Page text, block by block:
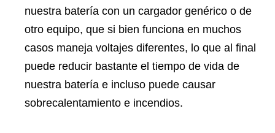
nuestra batería con un cargador genérico o de
otro equipo, que si bien funciona en muchos
casos maneja voltajes diferentes, lo que al final
puede reducir bastante el tiempo de vida de
nuestra batería e incluso puede causar
sobrecalentamiento e incendios.